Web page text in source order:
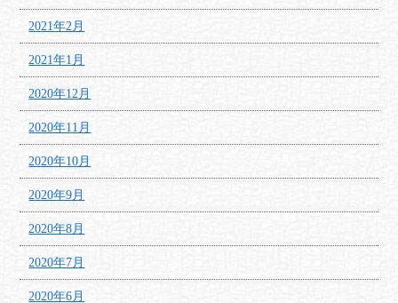
2021年2月
2021年1月
2020年12月
2020年11月
2020年10月
2020年9月
2020年8月
2020年7月
2020年6月